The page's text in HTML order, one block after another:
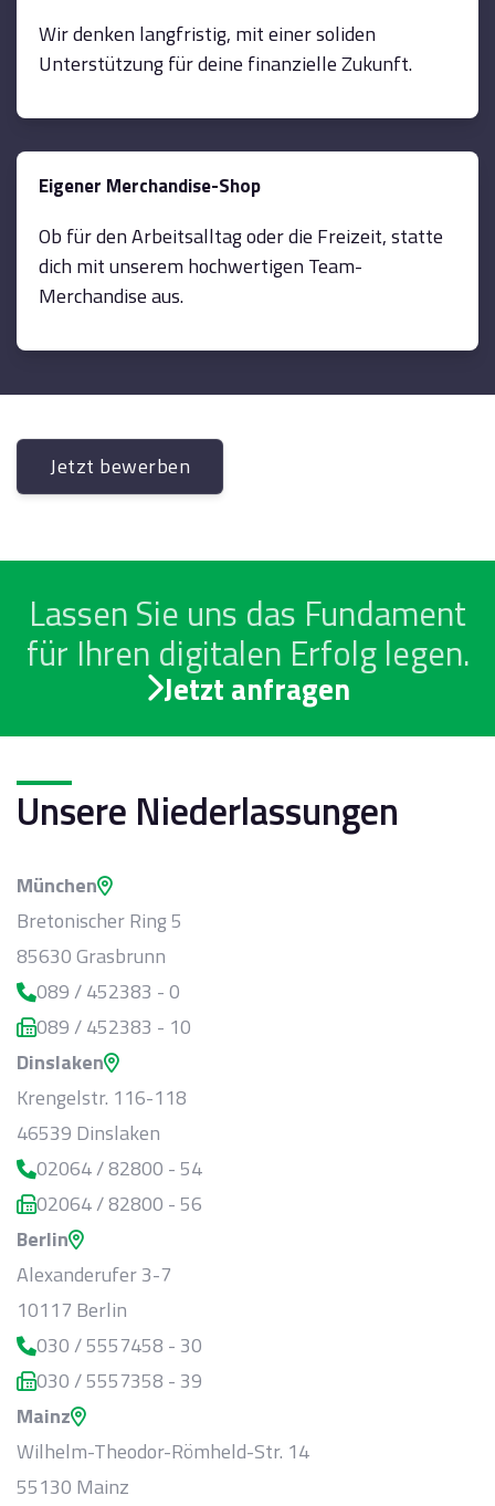
Wir denken langfristig, mit einer soliden
Unterstützung für deine finanzielle Zukunft.
Eigener Merchandise-Shop
Ob für den Arbeitsalltag oder die Freizeit, statte
dich mit unserem hochwertigen Team-
Merchandise aus.
Jetzt bewerben
Lassen Sie uns das Fundament
für Ihren digitalen Erfolg legen.
Jetzt anfragen
Unsere Niederlassungen
München
Bretonischer Ring 5
85630 Grasbrunn
089 / 452383 - 0
089 / 452383 - 10
Dinslaken
Krengelstr. 116-118
46539 Dinslaken
02064 / 82800 - 54
02064 / 82800 - 56
Berlin
Alexanderufer 3-7
10117 Berlin
030 / 5557458 - 30
030 / 5557358 - 39
Mainz
Wilhelm-Theodor-Römheld-Str. 14
55130 Mainz